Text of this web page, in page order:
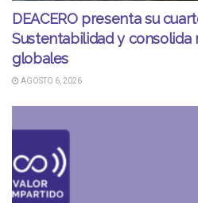
DEACERO presenta su
Sustentabilidad y consolida
globales
AGOSTO 6, 2026